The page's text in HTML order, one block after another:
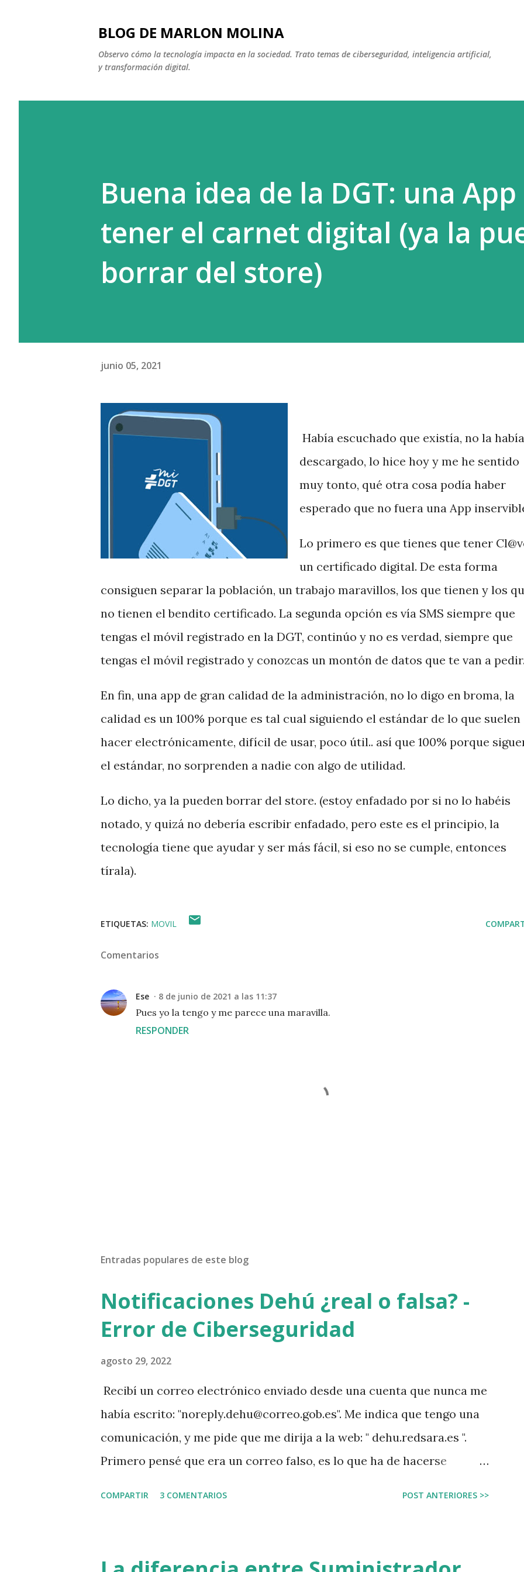
BLOG DE MARLON MOLINA
Observo cómo la tecnología impacta en la sociedad. Trato temas de ciberseguridad, inteligencia artificial,
y transformación digital.
Buena idea de la DGT: una
tener el carnet digital (ya la
borrar del store)
junio 05, 2021
Había escuchado que existía, no la había
descargado, lo hice hoy y me he sentido
muy tonto, qué otra cosa podía haber
esperado que no fuera una App
Lo primero es que tienes que tener
un certificado digital. De esta forma
consiguen separar la población, un trabajo maravillos, los que tienen y los
no tienen el bendito certificado. La segunda opción es vía SMS siempre que
tengas el móvil registrado en la DGT, continúo y no es verdad, siempre que
tengas el móvil registrado y conozcas un montón de datos que te van a
En fin, una app de gran calidad de la administración, no lo digo en broma, la
calidad es un 100% porque es tal cual siguiendo el estándar de lo que suelen
hacer electrónicamente, difícil de usar, poco útil.. así que 100% porque
el estándar, no sorprenden a nadie con algo de utilidad.
Lo dicho, ya la pueden borrar del store. (estoy enfadado por si no lo habéis
notado, y quizá no debería escribir enfadado, pero este es el principio, la
tecnología tiene que ayudar y ser más fácil, si eso no se cumple, entonces
tírala).
ETIQUETAS: MOVIL
Comentarios
Ese 8 de junio de 2021 a las 11:37
Pues yo la tengo y me parece una maravilla.
RESPONDER
i
n
c
m
n
a
i
o
Entradas populares de este blog
Notificaciones Dehú ¿real o falsa? -
Error de Ciberseguridad
agosto 29, 2022
Recibí un correo electrónico enviado desde una cuenta que nunca me
había escrito: "noreply.dehu@correo.gob.es". Me indica que tengo una
comunicación, y me pide que me dirija a la web: " dehu.redsara.es ".
Primero pensé que era un correo falso, es lo que ha de hacerse
COMPARTIR 3 COMENTARIOS POST ANTERIORES >>